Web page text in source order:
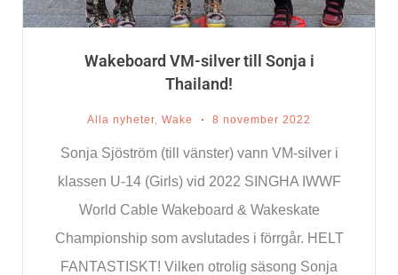
Wakeboard VM-silver till Sonja i
Thailand!
Alla nyheter, Wake 8 november 2022
Sonja Sjöström (till vänster) vann VM-silver i
klassen U-14 (Girls) vid 2022 SINGHA IWWF
World Cable Wakeboard & Wakeskate
Championship som avslutades i förrgår. HELT
FANTASTISKT! Vilken otrolig säsong Sonja